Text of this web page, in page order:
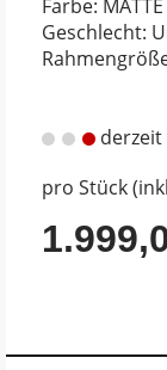
Farbe:
Geschlecht:
pro Stück